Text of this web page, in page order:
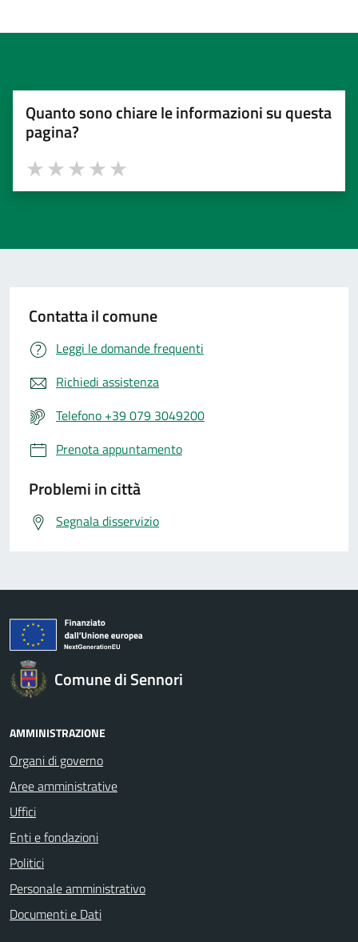
Quanto sono chiare le informazioni su questa
pagina?
Valuta 5 stelle su 5
Valuta 4 stelle su 5
Valuta 3 stelle su 5
Valuta 2 stelle su 5
Valuta 1 stelle su 5
Contatta il comune
Leggi le domande frequenti
Richiedi assistenza
Telefono +39 079 3049200
Prenota appuntamento
Problemi in città
Segnala disservizio
Comune di Sennori
AMMINISTRAZIONE
Organi di governo
Aree amministrative
Uffici
Enti e fondazioni
Politici
Personale amministrativo
Documenti e Dati